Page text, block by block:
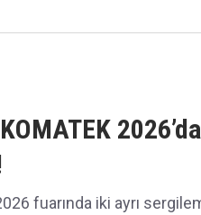
fuarında iki ayrı